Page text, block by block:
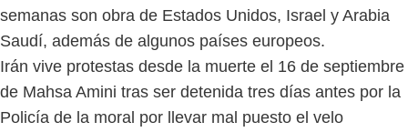
semanas son obra de Estados Unidos, Israel y Arabia
Saudí, además de algunos países europeos.
Irán vive protestas desde la muerte el 16 de septiembre
de Mahsa Amini tras ser detenida tres días antes por la
Policía de la moral por llevar mal puesto el velo